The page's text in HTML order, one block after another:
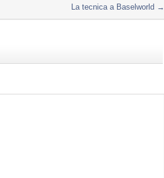
La tecnica a Baselworld →